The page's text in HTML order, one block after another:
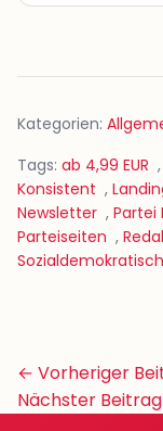
Kategorien:
Tags: ab 4,99 EUR ,
Konsistent ,
Newsletter , Partei
Parteiseiten ,
Beitrags-
Navigation
← Vorheriger
Nächster